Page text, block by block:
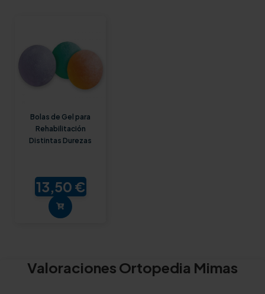
Bolas de Gel para
Rehabilitación
Distintas Durezas
13,50 €
Valoraciones Ortopedia Mimas